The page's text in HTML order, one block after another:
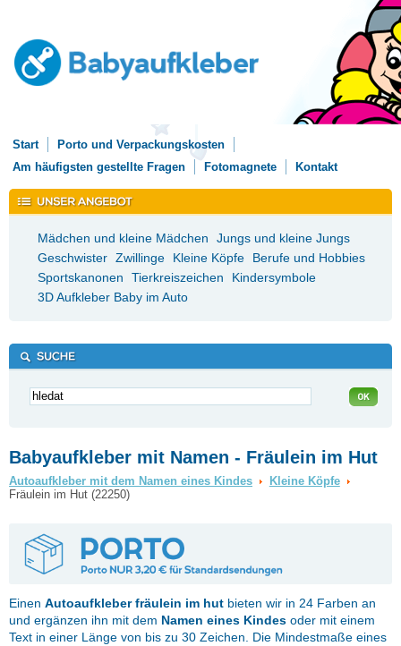
Start
Porto und Verpackungskosten
Am häufigsten gestellte Fragen
Fotomagnete Kontakt
Mädchen und kleine Mädchen
Jungs und kleine Jungs
Geschwister Zwillinge Kleine Köpfe
Berufe und Hobbies
Sportskanonen
Tierkreiszeichen
Kindersymbole
3D Aufkleber Baby im Auto
Babyaufkleber mit Namen - Fräulein im Hut
Autoaufkleber mit dem Namen eines Kindes
Kleine Köpfe
Fräulein im Hut (22250)
Einen Autoaufkleberfräulein im hut bieten wir in 24 Farben an
und ergänzen ihn mit dem Namen eines Kindes oder mit einem
Text in einer Länge von bis zu 30 Zeichen. Die Mindestmaße eines